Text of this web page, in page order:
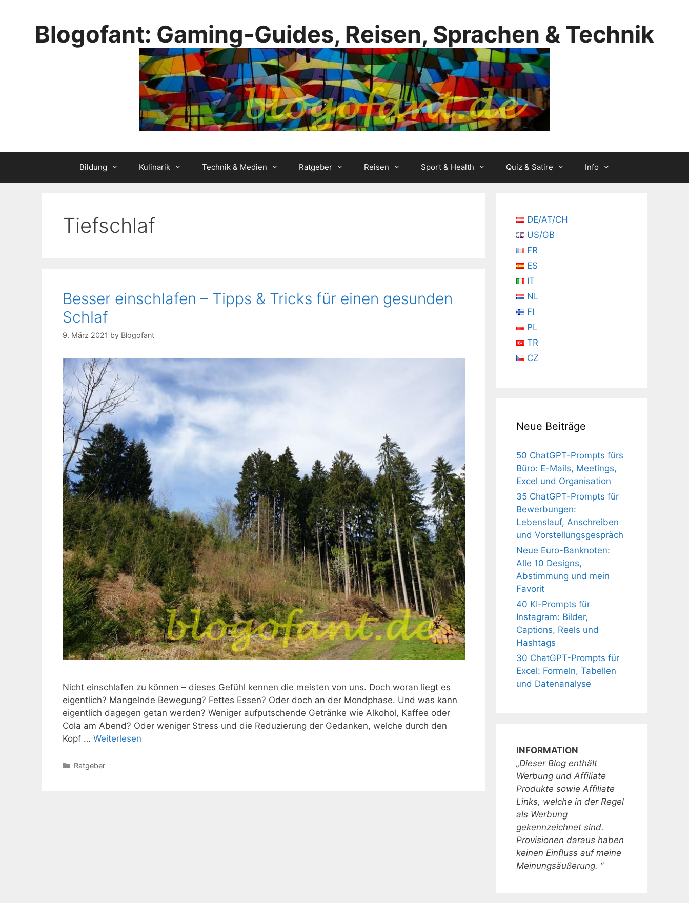
Blogofant: Gaming-Guides, Reisen, Sprachen & Technik
Bildung Kulinarik Technik & Medien Ratgeber Reisen Sport & Health Quiz & Satire Info
Tiefschlaf
Besser einschlafen – Tipps & Tricks für einen gesunden
Schlaf
9. März 2021 by Blogofant
Nicht einschlafen zu können – dieses Gefühl kennen die meisten von uns. Doch woran liegt es
eigentlich? Mangelnde Bewegung? Fettes Essen? Oder doch an der Mondphase. Und was kann
eigentlich dagegen getan werden? Weniger aufputschende Getränke wie Alkohol, Kaffee oder
Cola am Abend? Oder weniger Stress und die Reduzierung der Gedanken, welche durch den
Kopf … Weiterlesen
Kategorien
Ratgeber
DE/AT/CH
US/GB
FR
ES
IT
NL
FI
PL
TR
CZ
Neue Beiträge
50 ChatGPT-Prompts fürs
Büro: E-Mails, Meetings,
Excel und Organisation
35 ChatGPT-Prompts für
Bewerbungen:
Lebenslauf, Anschreiben
und Vorstellungsgespräch
Neue Euro-Banknoten:
Alle 10 Designs,
Abstimmung und mein
Favorit
40 KI-Prompts für
Instagram: Bilder,
Captions, Reels und
Hashtags
30 ChatGPT-Prompts für
Excel: Formeln, Tabellen
und Datenanalyse
INFORMATION
„Dieser Blog enthält
Werbung und Affiliate
Produkte sowie Affiliate
Links, welche in der Regel
als Werbung
gekennzeichnet sind.
Provisionen daraus haben
keinen Einfluss auf meine
Meinungsäußerung. “